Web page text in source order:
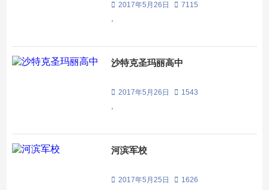
2017年5月26日 7115
沙特克圣玛丽高中
2017年5月26日 1543
河滨军校
2017年5月25日 1626